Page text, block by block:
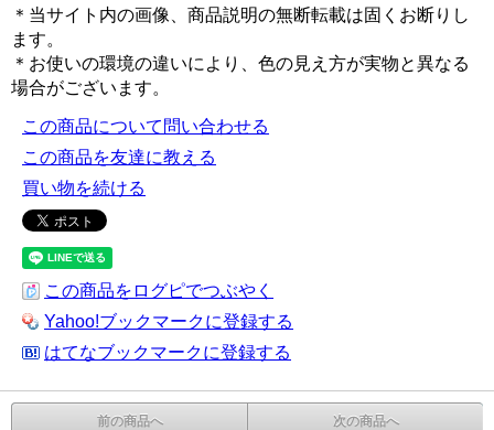
＊当サイト内の画像、商品説明の無断転載は固くお断りし
ます。
＊お使いの環境の違いにより、色の見え方が実物と異なる
場合がございます。
この商品について問い合わせる
この商品を友達に教える
買い物を続ける
この商品をログピでつぶやく
Yahoo!ブックマークに登録する
はてなブックマークに登録する
前の商品へ 次の商品へ